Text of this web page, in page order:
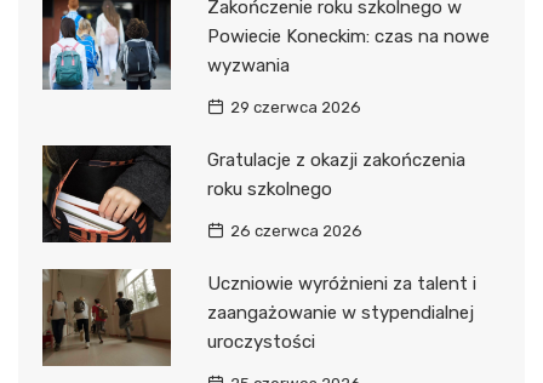
Zakończenie roku szkolnego w
Powiecie Koneckim: czas na nowe
wyzwania
29 czerwca 2026
Gratulacje z okazji zakończenia
roku szkolnego
26 czerwca 2026
Uczniowie wyróżnieni za talent i
zaangażowanie w stypendialnej
uroczystości